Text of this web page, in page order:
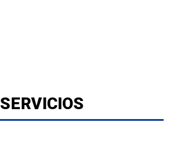
SERVICIOS